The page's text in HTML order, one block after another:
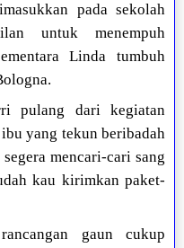
pada sekolah
untuk menempuh
Linda tumbuh
pulang dari kegiatan
yang tekun beribadah
mencari-cari sang
kau kirimkan paket-
gaun cukup